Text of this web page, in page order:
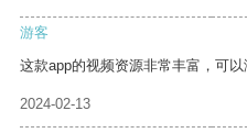
游客
这款app的视频资源非常丰富，可以
2024-02-13